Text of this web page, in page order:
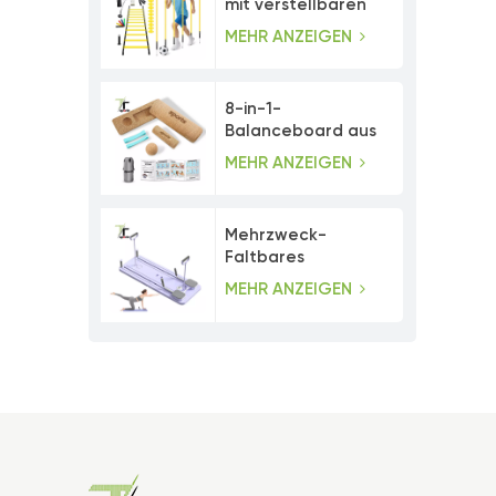
mit verstellbaren
Agility-Stangen
MEHR ANZEIGEN
8-in-1-
Balanceboard aus
Kork mit
MEHR ANZEIGEN
Mehrzweck-
Faltbares
Bauchmuskeltrainer-
MEHR ANZEIGEN